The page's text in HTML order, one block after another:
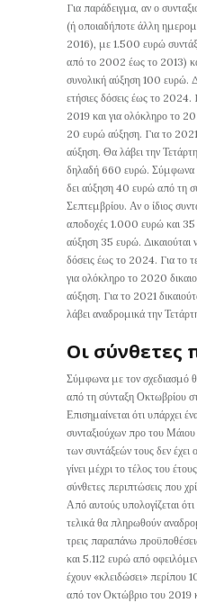
Για παράδειγμα, αν ο
(ή οποιαδήποτε άλλη
2016), με 1.500 ευρώ
από το 2002 έως το 2013)
συνολική αύξηση 100 ευρώ.
ετήσιες δόσεις έως το 2024.
2019 και για ολόκληρο το
20 ευρώ αύξηση. Για το
αύξηση. Θα λάβει την
δηλαδή 660 ευρώ. Σύμφωνα
δει αύξηση 40 ευρώ από τη
Σεπτεμβρίου. Αν ο ίδιος
αποδοχές 1.000 ευρώ και 35
αύξηση 35 ευρώ. Δικαιούται
δόσεις έως το 2024. Για το
για ολόκληρο το 2020
αύξηση. Για το 2021
λάβει αναδρομικά την
Οι σύνθετες
Σύμφωνα με τον σχεδιασμό
από τη σύνταξη Οκτωβρίου
Επισημαίνεται ότι υπάρχει
συνταξιούχων προ του
των συντάξεών τους δεν έχει
γίνει μέχρι το τέλος του
σύνθετες περιπτώσεις που
Από αυτούς υπολογίζεται
τελικά θα πληρωθούν
τρεις παραπάνω
και 5.112 ευρώ από
έχουν «κλειδώσει» περίπου
από τον Οκτώβριο του 2019